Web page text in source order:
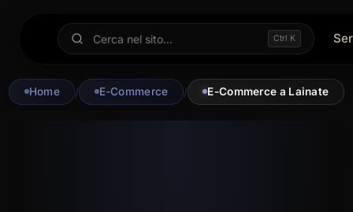
Ctrl K
Home / E-Commerce / E-Commerce a Lainate